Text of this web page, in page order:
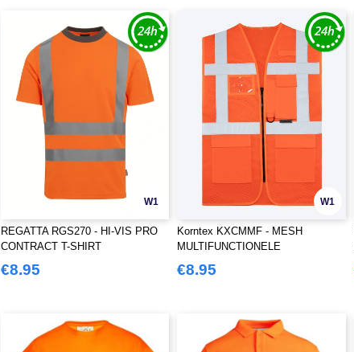
W1
REGATTA RGS270 - HI-VIS PRO
CONTRACT T-SHIRT
€8.95
W1
Korntex KXCMMF - MESH
MULTIFUNCTIONELE
VEILIGHEIDSVEST "LARISA"
€8.95